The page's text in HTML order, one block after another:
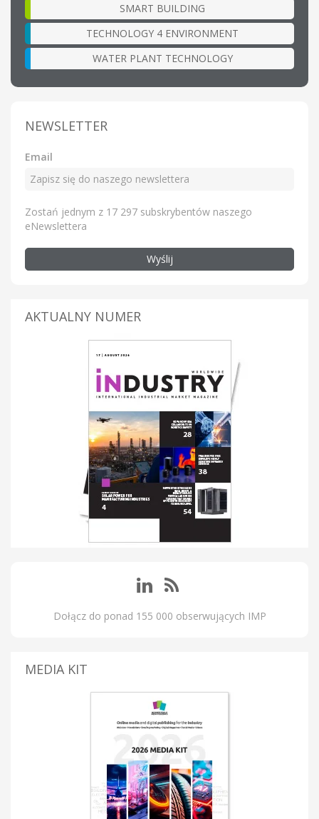
SMART BUILDING
TECHNOLOGY 4 ENVIRONMENT
WATER PLANT TECHNOLOGY
NEWSLETTER
Email
Zostań jednym z 17 297 subskrybentów naszego
eNewslettera
Wyślij
AKTUALNY NUMER
Dołącz do ponad 155 000 obserwujących IMP
MEDIA KIT